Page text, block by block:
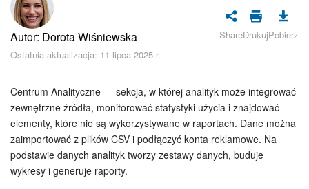
Bezpieczeństwo w Bitrix24
Rejestracja i autoryzacja
Zadania i projekty
CRM
Dysk
Autor: Dorota Wiśniewska
Ostatnia aktualizacja: 11 lipca 2025 r.
ShareDrukujPobierz
Centrum Analityczne — sekcja, w której analityk może integrować
zewnętrzne źródła, monitorować statystyki użycia i znajdować
elementy, które nie są wykorzystywane w raportach. Dane można
zaimportować z plików CSV i podłączyć konta reklamowe. Na
podstawie danych analityk tworzy zestawy danych, buduje
wykresy i generuje raporty.